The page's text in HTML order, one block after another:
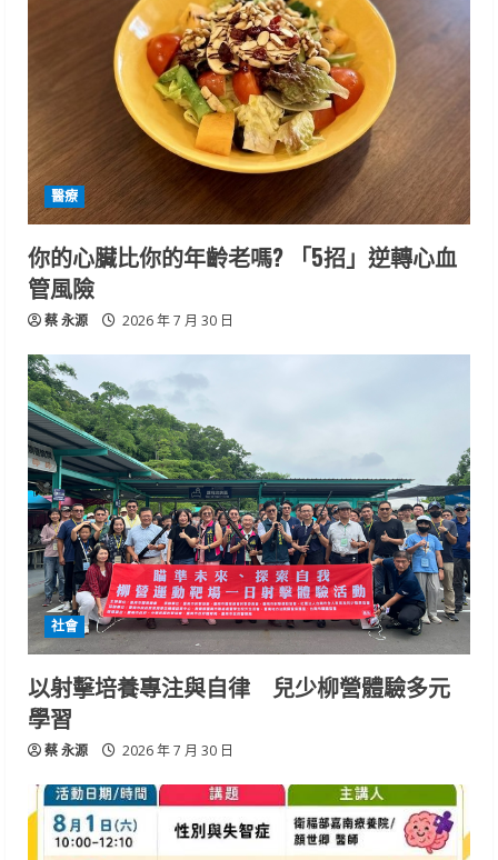
醫療
你的心臟比你的年齡老嗎? 「5招」逆轉心血
管風險
蔡 永源 2026 年 7 月 30 日
社會
以射擊培養專注與自律 兒少柳營體驗多元
學習
蔡 永源 2026 年 7 月 30 日